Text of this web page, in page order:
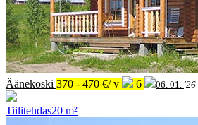
Äänekoski 370 - 470 €/ v 6 06. 01. '26
Tiilitehdas20 m²